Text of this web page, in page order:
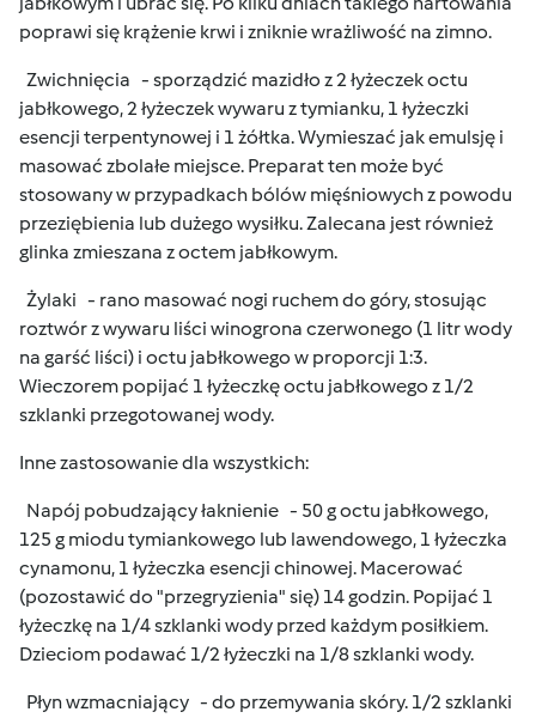
poprawi się krążenie krwi i zniknie wrażliwość na zimno.
Zwichnięcia - sporządzić mazidło z 2 łyżeczek octu
jabłkowego, 2 łyżeczek wywaru z tymianku, 1 łyżeczki
esencji terpentynowej i 1 żółtka. Wymieszać jak emulsję i
masować zbolałe miejsce. Preparat ten może być
stosowany w przypadkach bólów mięśniowych z powodu
przeziębienia lub dużego wysiłku. Zalecana jest również
glinka zmieszana z octem jabłkowym.
Żylaki - rano masować nogi ruchem do góry, stosując
roztwór z wywaru liści winogrona czerwonego (1 litr wody
na garść liści) i octu jabłkowego w proporcji 1:3.
Wieczorem popijać 1 łyżeczkę octu jabłkowego z 1/2
szklanki przegotowanej wody.
Inne zastosowanie dla wszystkich:
Napój pobudzający łaknienie - 50 g octu jabłkowego,
125 g miodu tymiankowego lub lawendowego, 1 łyżeczka
cynamonu, 1 łyżeczka esencji chinowej. Macerować
(pozostawić do "przegryzienia" się) 14 godzin. Popijać 1
łyżeczkę na 1/4 szklanki wody przed każdym posiłkiem.
Dzieciom podawać 1/2 łyżeczki na 1/8 szklanki wody.
Płyn wzmacniający - do przemywania skóry. 1/2 szklanki